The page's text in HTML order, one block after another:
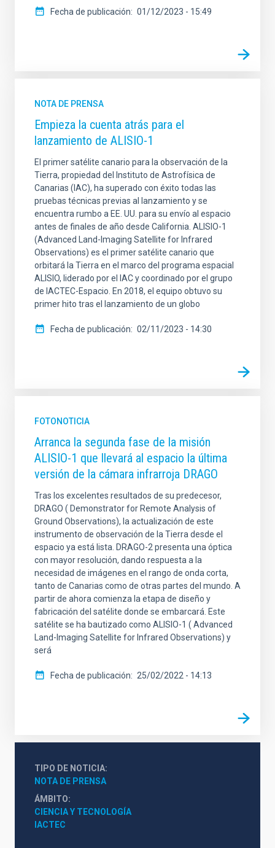
Fecha de publicación 01/12/2023 - 15:49
NOTA DE PRENSA
Empieza la cuenta atrás para el
lanzamiento de ALISIO-1
El primer satélite canario para la observación de la
Tierra, propiedad del Instituto de Astrofísica de
Canarias (IAC), ha superado con éxito todas las
pruebas técnicas previas al lanzamiento y se
encuentra rumbo a EE. UU. para su envío al espacio
antes de finales de año desde California. ALISIO-1
(Advanced Land-Imaging Satellite for Infrared
Observations) es el primer satélite canario que
orbitará la Tierra en el marco del programa espacial
ALISIO, liderado por el IAC y coordinado por el grupo
de IACTEC-Espacio. En 2018, el equipo obtuvo su
primer hito tras el lanzamiento de un globo
Fecha de publicación 02/11/2023 - 14:30
FOTONOTICIA
Arranca la segunda fase de la misión
ALISIO-1 que llevará al espacio la última
versión de la cámara infrarroja DRAGO
Tras los excelentes resultados de su predecesor,
DRAGO ( Demonstrator for Remote Analysis of
Ground Observations), la actualización de este
instrumento de observación de la Tierra desde el
espacio ya está lista. DRAGO-2 presenta una óptica
con mayor resolución, dando respuesta a la
necesidad de imágenes en el rango de onda corta,
tanto de Canarias como de otras partes del mundo. A
partir de ahora comienza la etapa de diseño y
fabricación del satélite donde se embarcará. Este
satélite se ha bautizado como ALISIO-1 ( Advanced
Land-Imaging Satellite for Infrared Observations) y
será
Fecha de publicación 25/02/2022 - 14:13
TIPO DE NOTICIA
NOTA DE PRENSA
ÁMBITO
CIENCIA Y TECNOLOGÍA
IACTEC